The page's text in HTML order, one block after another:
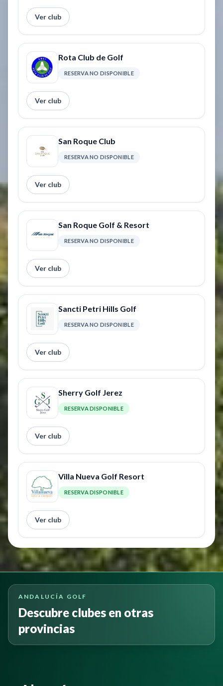
Ver club
Rota Club de Golf
RESERVA NO DISPONIBLE
Ver club
San Roque Club
RESERVA NO DISPONIBLE
Ver club
San Roque Golf & Resort
RESERVA NO DISPONIBLE
Ver club
Sancti Petri Hills Golf
RESERVA NO DISPONIBLE
Ver club
Sherry Golf Jerez
RESERVA DISPONIBLE
Ver club
Villa Nueva Golf Resort
RESERVA DISPONIBLE
Ver club
ANDALUCÍA GOLF
Descubre clubes en otras
provincias